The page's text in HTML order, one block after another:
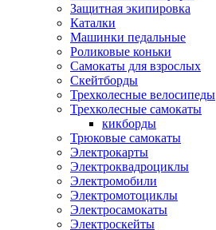
Защитная экипировка
Каталки
Машинки педальные
Роликовые коньки
Самокаты для взрослых
Скейтборды
Трехколесные велосипеды
Трехколесные самокаты
кикборды
Трюковые самокаты
Электрокарты
Электроквадроциклы
Электромобили
Электромотоциклы
Электросамокаты
Электроскейты